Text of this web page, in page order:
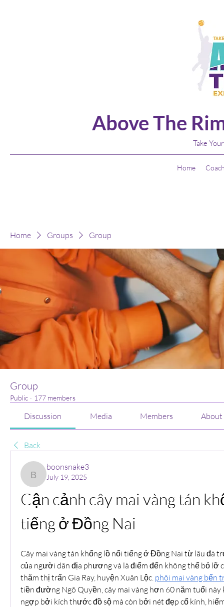
Above The
Take
Home
Home Groups Group
Group
Public · 177 members
Discussion Media Members About
Back
boonsnake3
boonsnake3
July 19, 2025
Cận cảnh cây mai vàng tán
tiếng ở Đồng Nai
Cây mai vàng tán khổng lồ nổi tiếng ở Đồng Nai từ lâu đã
của người dân địa phương và là điểm đến không thể bỏ lỡ
thăm thị trấn Gia Ray, huyện Xuân Lộc. phôi mai vàng bến
tiền đường Ngô Quyền, cây mai vàng hơn 60 năm tuổi này
ngợp bởi kích thước đồ sộ mà còn bởi nét đẹp cổ kính,